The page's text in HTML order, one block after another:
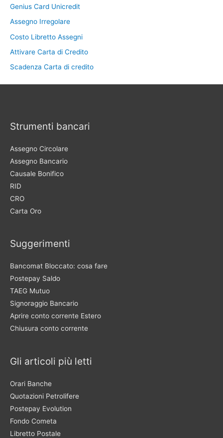
Genius Card Unicredit
Assegno Irregolare
Costo Libretto Assegni
Attivare Carta di Credito
Scadenza Carta di credito
Strumenti bancari
Assegno Circolare
Assegno Bancario
Causale Bonifico
RID
CRO
Carta Oro
Suggerimenti
Bancomat Bloccato: cosa fare
Postepay Saldo
TAEG Mutuo
Signoraggio Bancario
Aprire conto corrente Estero
Chiusura conto corrente
Gli articoli più letti
Orari Banche
Quotazioni Petrolifere
Postepay Evolution
Fondo Cometa
Libretto Postale